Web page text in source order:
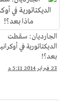
الجارديان: سقطت
الديكتاتورية في
بعد؟!
23 فبراير 2014 5:11 م